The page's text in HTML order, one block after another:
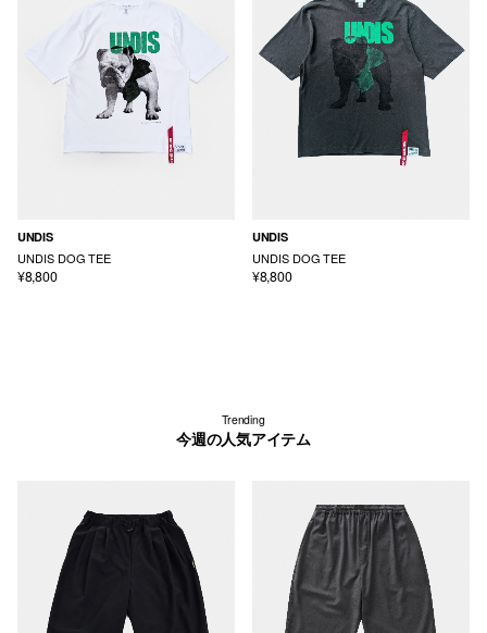
UNDIS
UNDIS DOG TEE
¥8,800
UNDIS
UNDIS DOG TEE
¥8,800
Trending
今週の人気アイテム